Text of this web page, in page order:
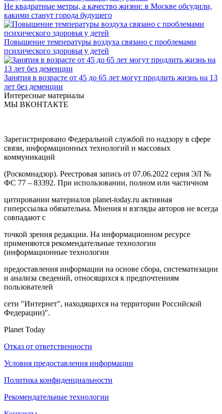
Не квадратные метры, а качество жизни: в Москве обсудили,
какими станут города будущего
Повышение температуры воздуха связано с проблемами
психического здоровья у детей
Занятия в возрасте от 45 до 65 лет могут продлить жизнь на 13
лет без деменции
Интересные материалы
МЫ ВКОНТАКТЕ
Зарегистрировано Федеральной службой по надзору в сфере
связи, информационных технологий и массовых
коммуникаций
(Роскомнадзор). Реестровая запись от 07.06.2022 серия ЭЛ №
ФС 77 – 83392. При использовании, полном или частичном
цитировании материалов planet-today.ru активная
гиперссылка обязательна. Мнения и взгляды авторов не всегда
совпадают с
точкой зрения редакции. На информационном ресурсе
применяются рекомендательные технологии
(информационные технологии
предоставления информации на основе сбора, систематизации
и анализа сведений, относящихся к предпочтениям
пользователей
сети "Интернет", находящихся на территории Российской
Федерации)".
Planet Today
Отказ от ответственности
Условия предоставления информации
Политика конфиденциальности
Рекомендательные технологии